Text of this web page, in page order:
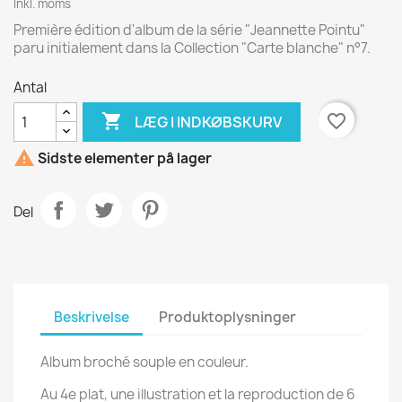
Inkl. moms
Première édition d'album de la série "Jeannette Pointu"
paru initialement dans la Collection "Carte blanche" n°7.
Antal
 LÆG I INDKØBSKURV
favorite_border
 Sidste elementer på lager
Del
Beskrivelse Produktoplysninger
Album broché souple en couleur.
Au 4e plat, une illustration et la reproduction de 6